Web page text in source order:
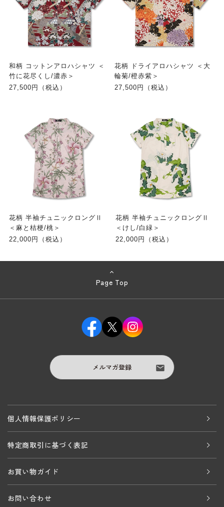
和柄 コットンアロハシャツ ＜
竹に花尽くし/濃赤＞
27,500円（税込）
花柄 ドライアロハシャツ ＜大
輪菊/橙赤紫＞
27,500円（税込）
花柄 半袖チュニックロングⅡ
＜麻と桔梗/桃＞
22,000円（税込）
花柄 半袖チュニックロングⅡ
＜けし/白緑＞
22,000円（税込）
Page Top
メルマガ登録
個人情報保護ポリシー
特定商取引に基づく表記
お買い物ガイド
お問い合わせ